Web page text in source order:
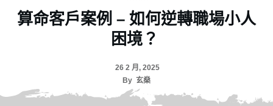
算命客戶案例 – 如何逆轉職場小人
困境？
26 2 月, 2025
By 玄燊